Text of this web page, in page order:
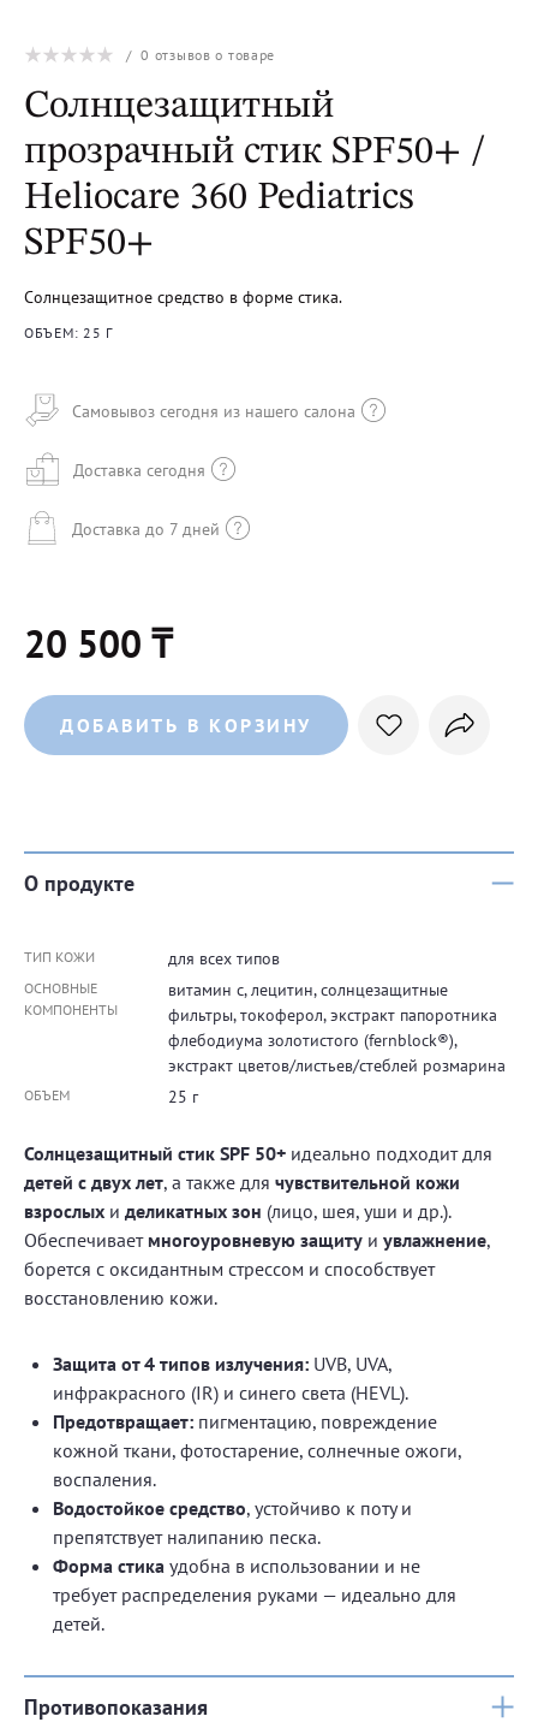
/0 отзывов о товаре
Солнцезащитный
прозрачный стик SPF50+ /
Heliocare 360 Pediatrics
SPF50+
Cолнцезащитное средство в форме стика.
ОБЪЕМ: 25 Г
Самовывоз сегодня из нашего салона
Доставка сегодня
Доставка до 7 дней
20 500 ₸
ДОБАВИТЬ В КОРЗИНУ
О продукте
ТИП КОЖИ для всех типов
ОСНОВНЫЕ
КОМПОНЕНТЫ
витамин с, лецитин, солнцезащитные
фильтры, токоферол, экстракт папоротника
флебодиума золотистого (fernblock®),
экстракт цветов/листьев/стеблей розмарина
ОБЪЕМ 25 г
Солнцезащитный стик SPF 50+ идеально подходит для
детей с двух лет, а также для чувствительной кожи
взрослых и деликатных зон (лицо, шея, уши и др.).
Обеспечивает многоуровневую защиту и увлажнение,
борется с оксидантным стрессом и способствует
восстановлению кожи.
Защита от 4 типов излучения: UVB, UVA,
инфракрасного (IR) и синего света (HEVL).
Предотвращает: пигментацию, повреждение
кожной ткани, фотостарение, солнечные ожоги,
воспаления.
Водостойкое средство, устойчиво к поту и
препятствует налипанию песка.
Форма стика удобна в использовании и не
требует распределения руками — идеально для
детей.
Противопоказания